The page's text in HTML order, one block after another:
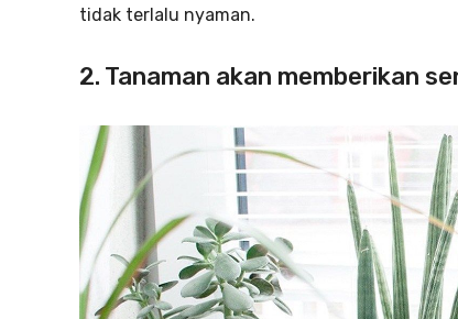
tidak terlalu nyaman.
2. Tanaman akan memberikan